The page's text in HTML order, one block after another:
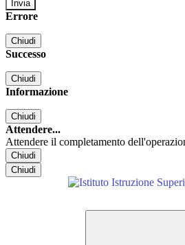
Errore
Chiudi
Successo
Chiudi
Informazione
Chiudi
Attendere...
Attendere il completamento
Chiudi
Chiudi